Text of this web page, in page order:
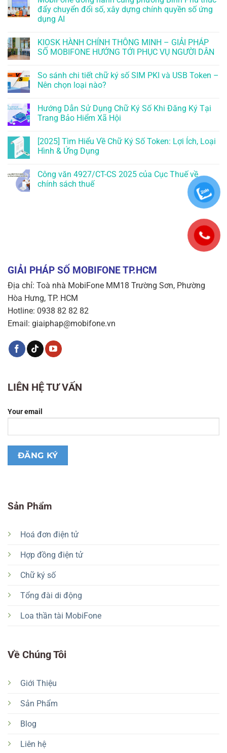
đẩy chuyển đổi số, xây dựng chính quyền số ứng
dụng AI
KIOSK HÀNH CHÍNH THÔNG MINH – GIẢI PHÁP
SỐ MOBIFONE HƯỚNG TỚI PHỤC VỤ NGƯỜI DÂN
So sánh chi tiết chữ ký số SIM PKI và USB Token –
Nên chọn loại nào?
Hướng Dẫn Sử Dụng Chữ Ký Số Khi Đăng Ký Tại
Trang Bảo Hiểm Xã Hội
[2025] Tìm Hiểu Về Chữ Ký Số Token: Lợi Ích, Loại
Hình & Ứng Dụng
Công văn 4927/CT-CS 2025 của Cục Thuế về
chính sách thuế
GIẢI PHÁP SỐ MOBIFONE TP.HCM
Địa chỉ: Toà nhà MobiFone MM18 Trường Sơn, Phường
Hòa Hưng, TP. HCM
Hotline: 0938 82 82 82
Email: giaiphap@mobifone.vn
Sản Phẩm
Hoá đơn điện tử
Hợp đồng điện tử
Chữ ký số
Tổng đài di động
Loa thần tài MobiFone
Về Chúng Tôi
Giới Thiệu
Sản Phẩm
Blog
Liên hệ
LIÊN HỆ TƯ VẤN
Your email